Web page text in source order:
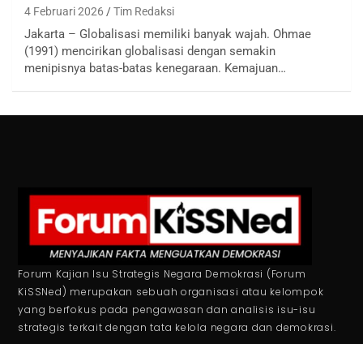
4 Februari 2026 Tim Redaksi
Jakarta – Globalisasi memiliki banyak wajah. Ohmae
(1991) mencirikan globalisasi dengan semakin
menipisnya batas-batas kenegaraan. Kemajuan…
Forum Kajian Isu Strategis Negara Demokrasi (Forum
KiSSNed) merupakan sebuah organisasi atau kelompok
yang berfokus pada pengawasan dan analisis isu-isu
strategis terkait dengan tata kelola negara dan demokrasi.